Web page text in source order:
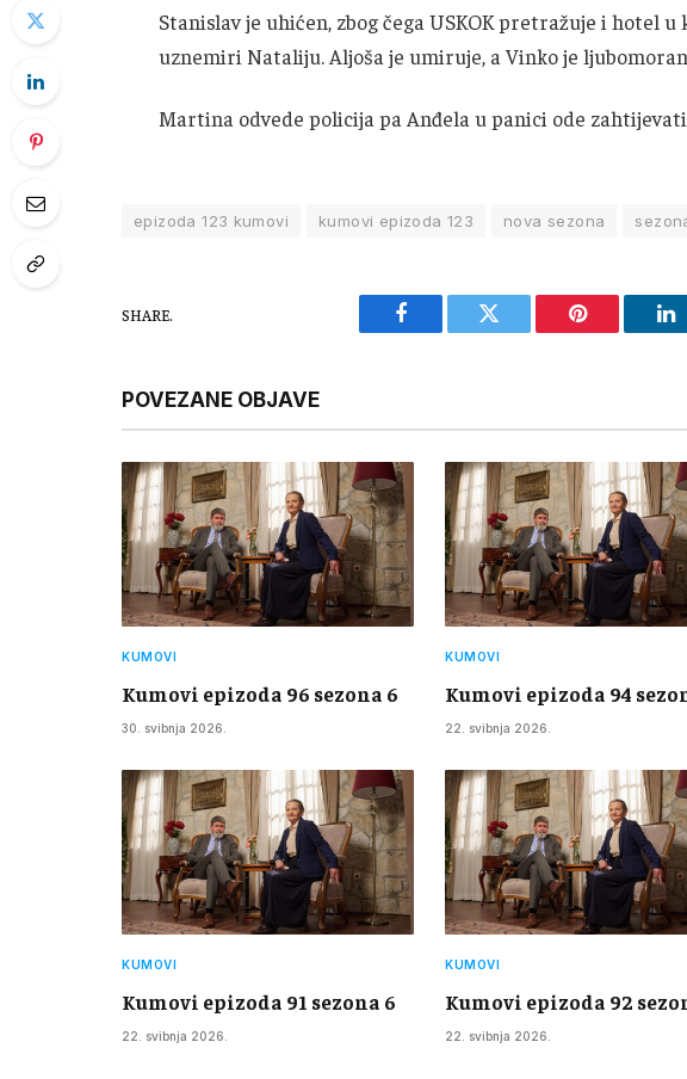
Stanislav je uhićen, zbog čega USKOK pretražuje i hotel
uznemiri Nataliju. Aljoša je umiruje, a Vinko je
Martina odvede policija pa Anđela u panici ode
epizoda 123 kumovi kumovi epizoda 123 nova sezona
SHARE.
Facebook Twitter Pinterest
POVEZANE OBJAVE
KUMOVI
Kumovi epizoda 96 sezona 6
30. svibnja 2026.
KUMOVI
Kumovi epizoda 94
22. svibnja 2026.
KUMOVI
Kumovi epizoda 91 sezona 6
22. svibnja 2026.
KUMOVI
Kumovi epizoda 92
22. svibnja 2026.